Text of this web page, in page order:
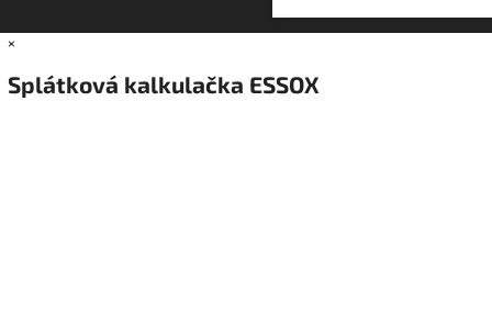
×
Splátková kalkulačka ESSOX